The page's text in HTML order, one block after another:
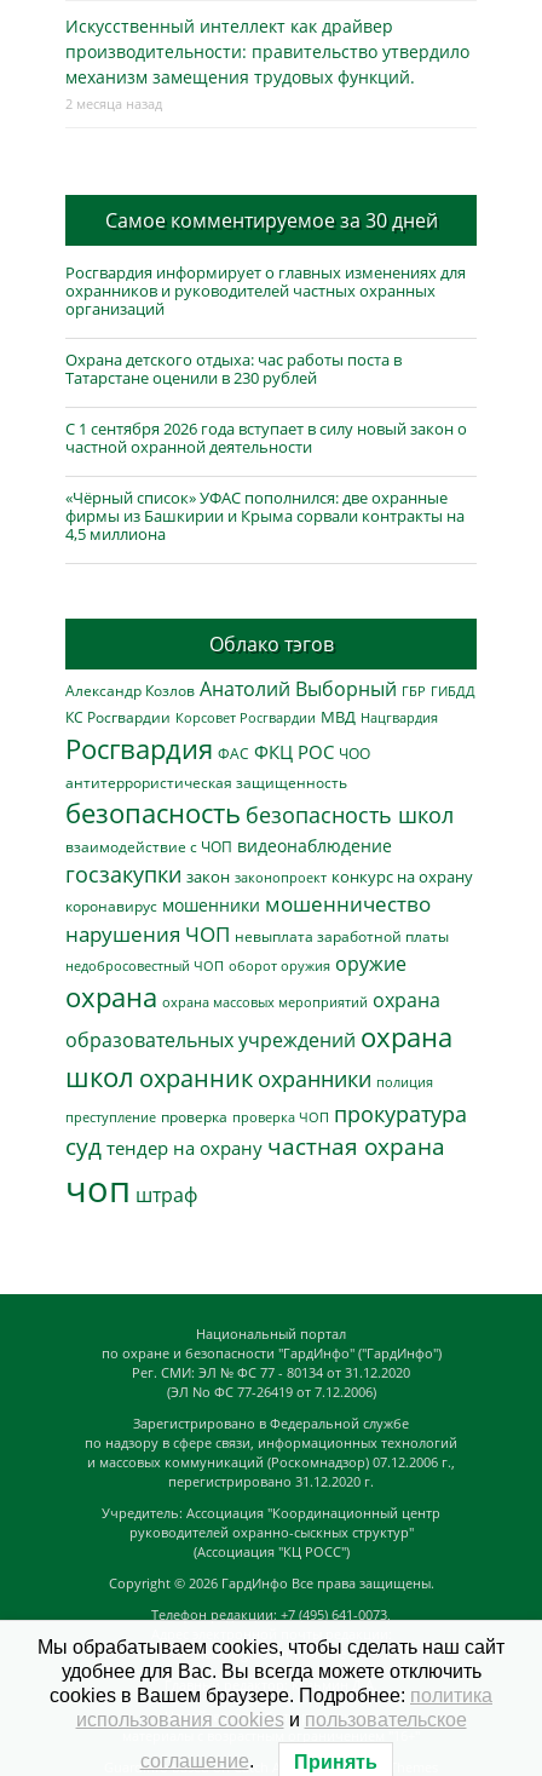
Искусственный интеллект как драйвер
производительности: правительство утвердило
механизм замещения трудовых функций.
2 месяца назад
Самое комментируемое за 30 дней
Росгвардия информирует о главных изменениях для
охранников и руководителей частных охранных
организаций
Охрана детского отдыха: час работы поста в
Татарстане оценили в 230 рублей
С 1 сентября 2026 года вступает в силу новый закон о
частной охранной деятельности
«Чёрный список» УФАС пополнился: две охранные
фирмы из Башкирии и Крыма сорвали контракты на
4,5 миллиона
Облако тэгов
Александр Козлов Анатолий Выборный ГБР ГИБДД
КС Росгвардии Корсовет Росгвардии МВД Нацгвардия
Росгвардия ФАС ФКЦ РОС ЧОО
антитеррористическая защищенность
безопасность безопасность школ
взаимодействие с ЧОП видеонаблюдение
госзакупки закон законопроект конкурс на охрану
коронавирус мошенники мошенничество
нарушения ЧОП невыплата заработной платы
недобросовестный ЧОП оборот оружия оружие
охрана охрана массовых мероприятий охрана
образовательных учреждений охрана
школ охранник охранники полиция
преступление проверка проверка ЧОП прокуратура
суд тендер на охрану частная охрана
чоп штраф
Национальный портал
по охране и безопасности "ГардИнфо" ("ГардИнфо")
Рег. СМИ: ЭЛ № ФС 77 - 80134 от 31.12.2020
(ЭЛ No ФС 77-26419 от 7.12.2006)
Зарегистрировано в Федеральной службе
по надзору в сфере связи, информационных технологий
и массовых коммуникаций (Роскомнадзор) 07.12.2006 г.,
перегистрировано 31.12.2020 г.
Учредитель: Ассоциация "Координационный центр
руководителей охранно-сыскных структур"
(Ассоциация "КЦ РОСС")
Copyright © 2026 ГардИнфо Все права защищены.
Телефон редакции: +7 (495) 641-0073,
news@guardinfo.online
Главный редактор: Кузьмин Д.А.
На сайте могут быть размещены
GuardInfo based on Catch Adaptive byCatch Themes
Мы обрабатываем cookies, чтобы сделать наш сайт
удобнее для Вас. Вы всегда можете отключить
cookies в Вашем браузере. Подробнее: политика
использования cookiesи пользовательское
соглашение. Принять